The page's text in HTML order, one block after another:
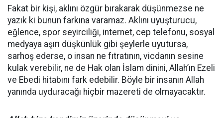
Fakat bir kişi, aklını özgür bırakarak düşünmezse ne
yazık ki bunun farkına varamaz. Aklını uyuşturucu,
eğlence, spor seyirciliği, internet, cep telefonu, sosyal
medyaya aşırı düşkünlük gibi şeylerle uyutursa,
sarhoş ederse, o insan ne fıtratının, vicdanın sesine
kulak verebilir, ne de Hak olan İslam dinini, Allah’ın Ezeli
ve Ebedi hitabını fark edebilir. Böyle bir insanın Allah
yanında uyduracağı hiçbir mazereti de olmayacaktır.